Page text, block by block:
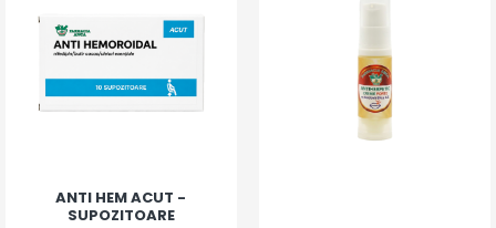
ANTI HEM ACUT -
SUPOZITOARE